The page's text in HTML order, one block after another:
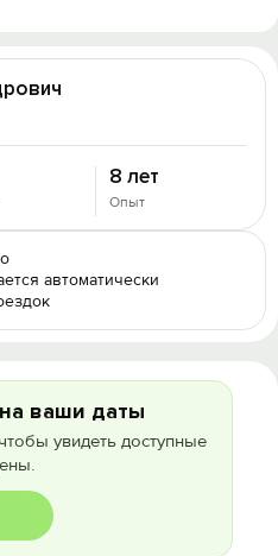
8 лет
Опыт
автоматически
ваши даты
увидеть доступные